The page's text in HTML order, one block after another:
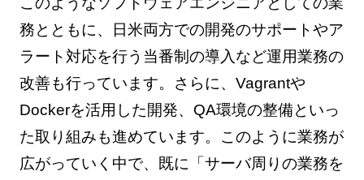
務とともに、日米両方での開発のサポートやア
ラート対応を行う当番制の導入など運用業務の
改善も行っています。さらに、Vagrantや
Dockerを活用した開発、QA環境の整備といっ
た取り組みも進めています。このように業務が
広がっていく中で、既に「サーバ周りの業務を